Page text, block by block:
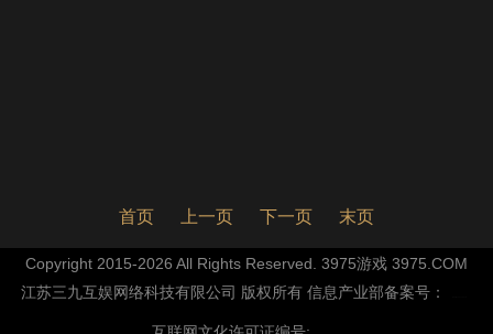
首页 上一页 下一页 末页
Copyright 2015-2026 All Rights Reserved. 3975游戏 3975.COM
江苏三九互娱网络科技有限公司 版权所有 信息产业部备案号：